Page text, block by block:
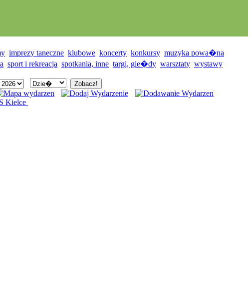
imprezy taneczne klubowe koncerty konkursy muzyka powa�na
sport i rekreacja spotkania, inne targi, gie�dy warsztaty wystawy